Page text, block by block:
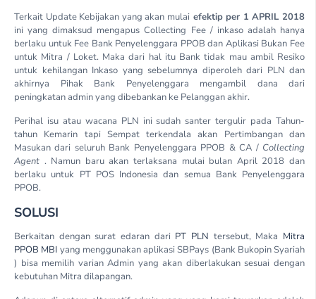
Terkait Update Kebijakan yang akan mulai efektip per 1 APRIL 2018
ini yang dimaksud mengapus Collecting Fee / inkaso adalah hanya
berlaku untuk Fee Bank Penyelenggara PPOB dan Aplikasi Bukan Fee
untuk Mitra / Loket. Maka dari hal itu Bank tidak mau ambil Resiko
untuk kehilangan Inkaso yang sebelumnya diperoleh dari PLN dan
akhirnya Pihak Bank Penyelenggara mengambil dana dari
peningkatan admin yang dibebankan ke Pelanggan akhir.
Perihal isu atau wacana PLN ini sudah santer tergulir pada Tahun-
tahun Kemarin tapi Sempat terkendala akan Pertimbangan dan
Masukan dari seluruh Bank Penyelenggara PPOB & CA / Collecting
Agent . Namun baru akan terlaksana mulai bulan April 2018 dan
berlaku untuk PT POS Indonesia dan semua Bank Penyelenggara
PPOB.
SOLUSI
Berkaitan dengan surat edaran dari PT PLN tersebut, Maka Mitra
PPOB MBI yang menggunakan aplikasi SBPays (Bank Bukopin Syariah
) bisa memilih varian Admin yang akan diberlakukan sesuai dengan
kebutuhan Mitra dilapangan.